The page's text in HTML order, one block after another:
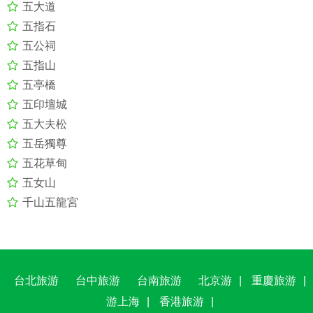
五大道
五指石
五公祠
五指山
五亭橋
五印壇城
五大夫松
五岳獨尊
五花草甸
五女山
千山五龍宮
台北旅游 台中旅游 台南旅游 北京游 重慶旅游
游上海
香港旅游